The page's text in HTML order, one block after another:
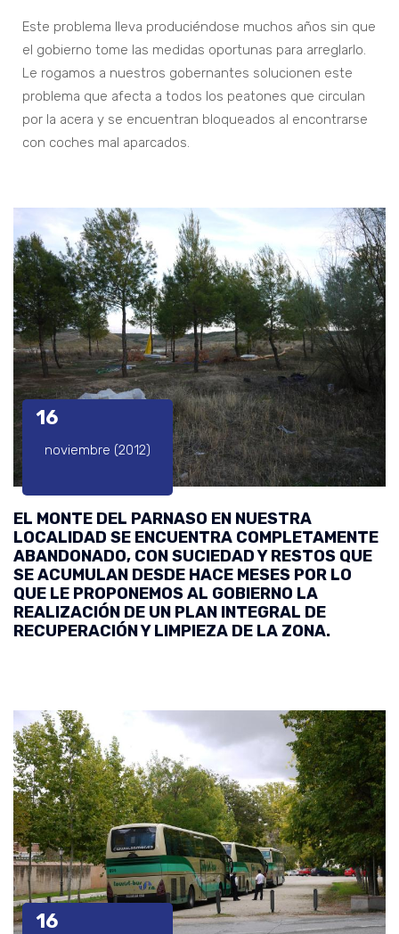
Este problema lleva produciéndose muchos años sin que
el gobierno tome las medidas oportunas para arreglarlo.
Le rogamos a nuestros gobernantes solucionen este
problema que afecta a todos los peatones que circulan
por la acera y se encuentran bloqueados al encontrarse
con coches mal aparcados.
16
noviembre (2012)
EL MONTE DEL PARNASO EN NUESTRA
LOCALIDAD SE ENCUENTRA COMPLETAMENTE
ABANDONADO, CON SUCIEDAD Y RESTOS QUE
SE ACUMULAN DESDE HACE MESES POR LO
QUE LE PROPONEMOS AL GOBIERNO LA
REALIZACIÓN DE UN PLAN INTEGRAL DE
RECUPERACIÓN Y LIMPIEZA DE LA ZONA.
16